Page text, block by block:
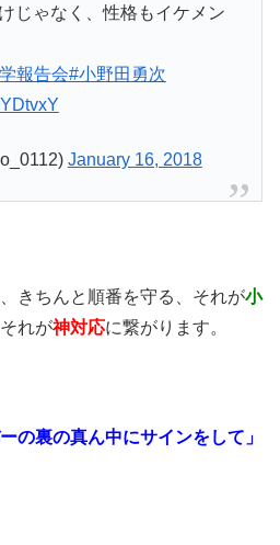
じゃなく、性格もイケメン
報告会#小野田勇次
January 16, 2018
きちんと順番を守る、それが小
れが神対応に繋がります。
の裏の真ん中にサインをして」